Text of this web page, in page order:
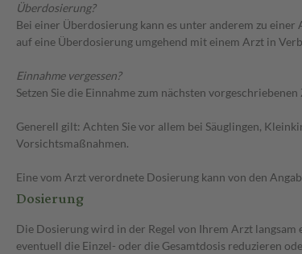
Überdosierung?
Bei einer Überdosierung kann es unter anderem zu
auf eine Überdosierung umgehend mit einem Arzt in
Einnahme vergessen?
Setzen Sie die Einnahme zum nächsten
Generell gilt: Achten Sie vor allem bei Säuglingen,
Vorsichtsmaßnahmen.
Eine vom Arzt verordnete Dosierung kann von den
Dosierung
Die Dosierung wird in der Regel von Ihrem Arzt
eventuell die Einzel- oder die Gesamtdosis reduzieren